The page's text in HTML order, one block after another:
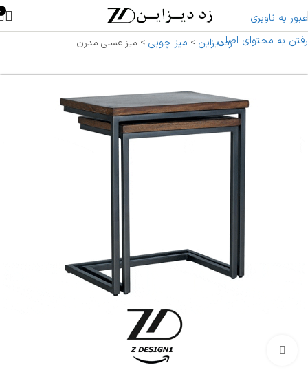
عبور به ناوبری
رفتن به محتوای اصلی
0
زددیزاین > میز چوبی > میز عسلی مدرن